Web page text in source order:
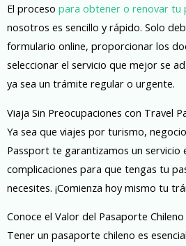
El proceso para obtener o renovar tu
nosotros es sencillo y rápido. Solo
formulario online, proporcionar los
seleccionar el servicio que mejor se
ya sea un trámite regular o urgente.
Viaja Sin Preocupaciones con Travel
Ya sea que viajes por turismo,
Passport te garantizamos un servicio
complicaciones para que tengas tu
necesites. ¡Comienza hoy mismo tu
Conoce el Valor del Pasaporte
Tener un pasaporte chileno es